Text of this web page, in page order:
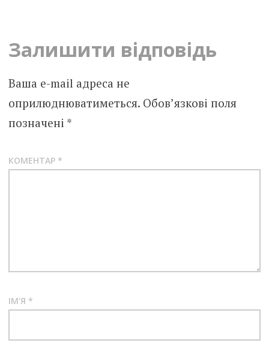
Залишити відповідь
Ваша e-mail адреса не
оприлюднюватиметься. Обов’язкові поля
позначені *
КОМЕНТАР *
ІМ'Я *